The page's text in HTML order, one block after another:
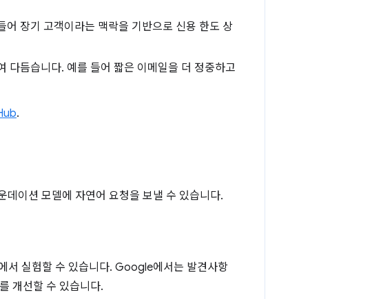
장기 고객이라는 맥락을 기반으로 신용 한도 상
다듬습니다. 예를 들어 짧은 이메일을 더 정중하고
.
이션 모델에 자연어 요청을 보낼 수 있습니다.
서 실험할 수 있습니다. Google에서는 발견사항
개선할 수 있습니다.